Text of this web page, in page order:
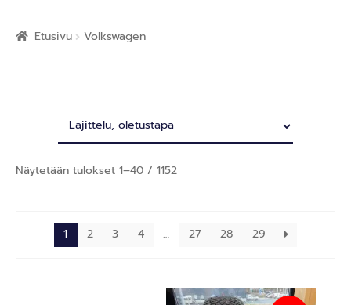
Etusivu Volkswagen
Näytetään tulokset 1–40 / 1152
1 2 3 4 … 27 28 29